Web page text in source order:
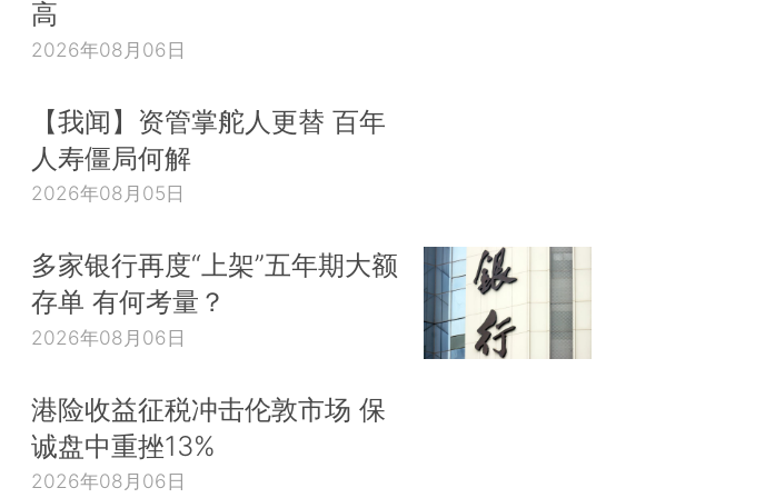
高
2026年08月06日
【我闻】资管掌舵人更替 百年
人寿僵局何解
2026年08月05日
多家银行再度“上架”五年期大额
存单 有何考量？
2026年08月06日
港险收益征税冲击伦敦市场 保
诚盘中重挫13%
2026年08月06日